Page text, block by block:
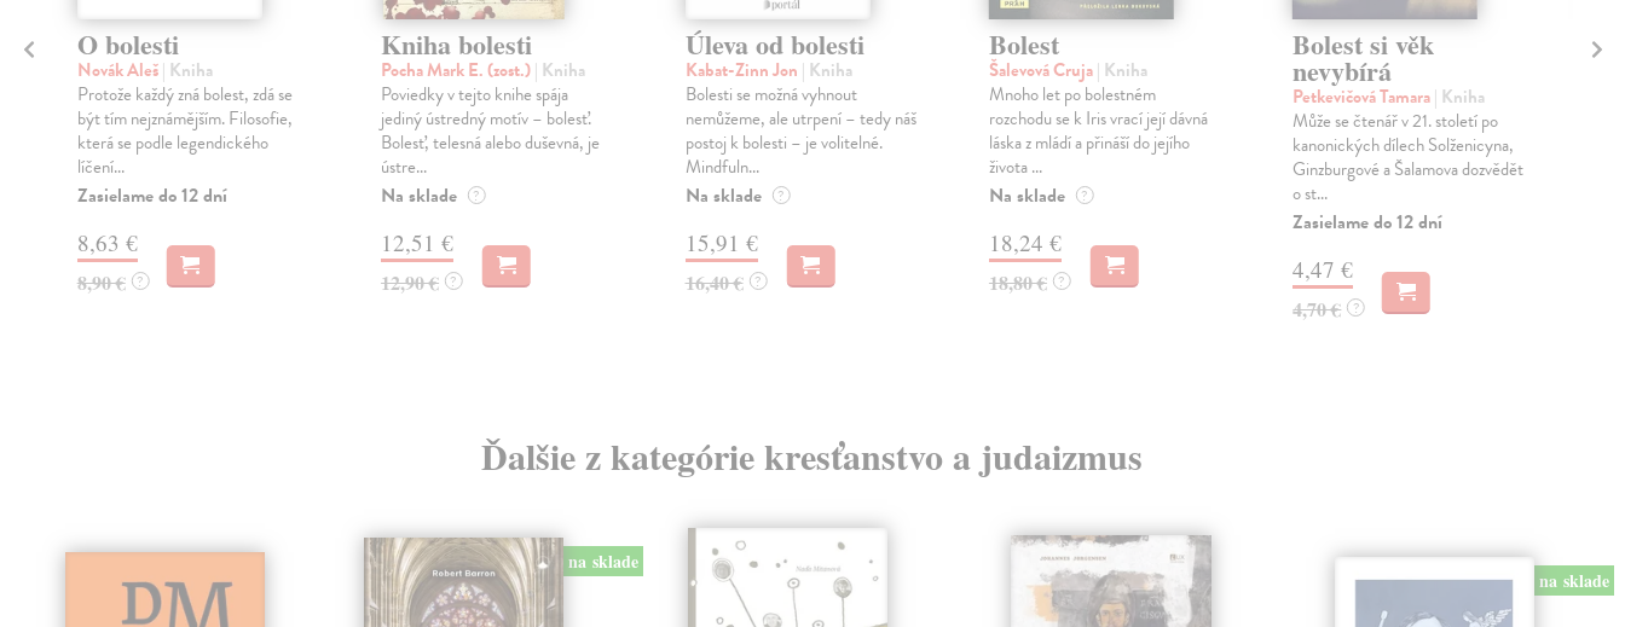
O bolesti
Novák Aleš| Kniha
Protože každý zná bolest, zdá se
být tím nejznámějším. Filosofie,
která se podle legendického
líčení...
Zasielame do 12 dní
8,63 €
8,90 € ?
Kniha bolesti
Pocha Mark E. (zost.)| Kniha
Poviedky v tejto knihe spája
jediný ústredný motív – bolesť.
Bolesť, telesná alebo duševná, je
ústre...
Na sklade ?
12,51 €
12,90 € ?
Úleva od bolesti
Kabat-Zinn Jon | Kniha
Bolesti se možná vyhnout
nemůžeme, ale utrpení – tedy náš
postoj k bolesti – je volitelné.
Mindfuln...
Na sklade ?
15,91 €
16,40 € ?
Bolest
Šalevová Cruja| Kniha
Mnoho let po bolestném
rozchodu se k Iris vrací její dávná
láska z mládí a přináší do jejího
života ...
Na sklade ?
18,24 €
18,80 € ?
Bolest si věk
nevybírá
Petkevičová Tamara| Kniha
Může se čtenář v 21. století po
kanonických dílech Solženicyna,
Ginzburgové a Šalamova dozvědět
o st...
Zasielame do 12 dní
4,47 €
4,70 € ?
Ďalšie z kategórie kresťanstvo a judaizmus
na sklade
na sklade